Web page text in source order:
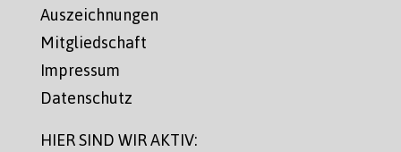
Auszeichnungen
Mitgliedschaft
Impressum
Datenschutz
HIER SIND WIR AKTIV: